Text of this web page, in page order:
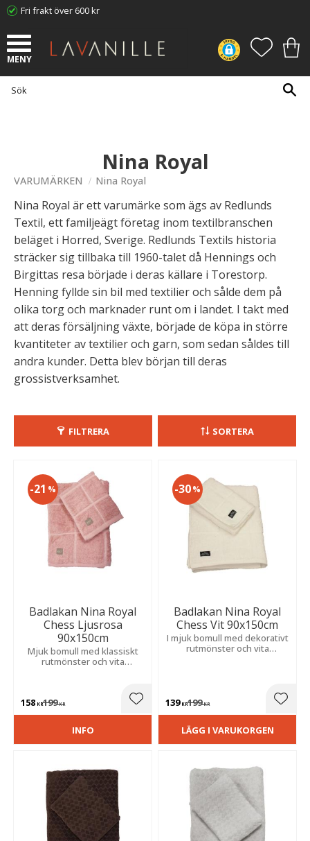
Fri frakt över 600 kr
Nina Royal
VARUMÄRKEN Nina Royal
Nina Royal är ett varumärke som ägs av Redlunds
Textil, ett familjeägt företag inom textilbranschen
beläget i Horred, Sverige. Redlunds Textils historia
sträcker sig tillbaka till 1960-talet då Hennings och
Birgittas resa började i deras källare i Torestorp.
Henning fyllde sin bil med textilier och sålde dem på
olika torg och marknader runt om i landet. I takt med
att deras försäljning växte, började de köpa in större
kvantiteter av textilier och garn, som sedan såldes till
andra kunder. Detta blev början till deras
grossistverksamhet.
FILTRERA SORTERA
Badlakan Nina Royal
Chess Ljusrosa
90x150cm
Mjuk bomull med klassiskt
rutmönster och vita
158 KR199KR
21 %
Lägg till i favoriter
INFO
Badlakan Nina Royal
Chess Vit 90x150cm
I mjuk bomull med dekorativt
rutmönster och vita
139KR199KR
30%
LÄGG I VARUKORGEN